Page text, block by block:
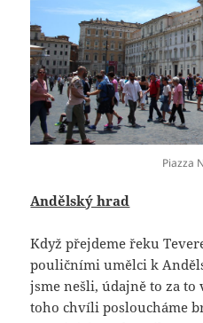
Piazza
Andělský hrad
Když přejdeme řeku
pouličními umělci k
jsme nešli, údajně to za
toho chvíli posloucháme